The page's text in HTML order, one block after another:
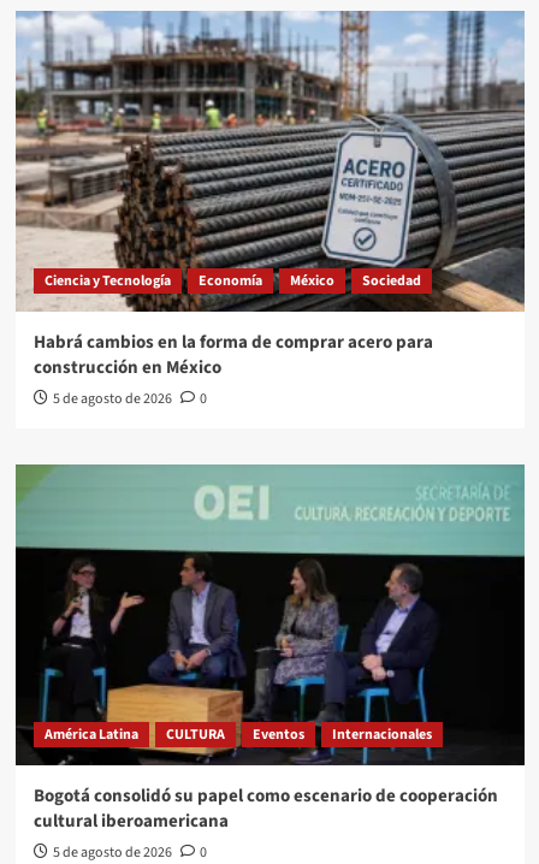
Ciencia y Tecnología Economía México Sociedad
Habrá cambios en la forma de comprar acero para
construcción en México
5 de agosto de 2026 0
América Latina CULTURA Eventos Internacionales
Bogotá consolidó su papel como escenario de cooperación
cultural iberoamericana
5 de agosto de 2026 0